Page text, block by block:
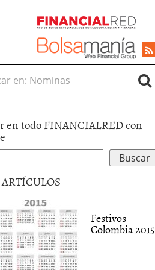
en:
en todo FINANCIALRED con
ARTÍCULOS
Festivos
Colombia 2015